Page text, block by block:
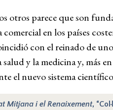
otros parece que son
en los países
con el reinado de
y la medicina y, más
el nuevo sistema
Mitjana i el Renaixement,